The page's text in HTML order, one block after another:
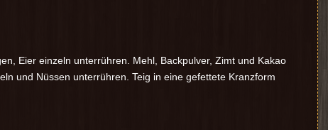
Eier einzeln unterrühren. Mehl, Backpulver, Zimt und Kakao
und Nüssen unterrühren. Teig in eine gefettete Kranzform